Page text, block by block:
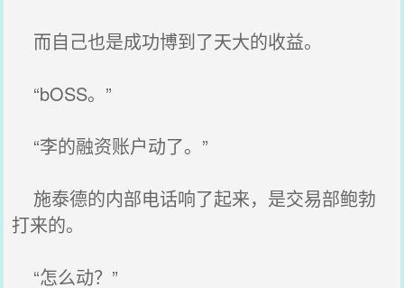
而自己也是成功博到了天大的收益。
“bOSS。”
“李的融资账户动了。”
施泰德的内部电话响了起来，是交易部鲍勃
打来的。
“怎么动？”